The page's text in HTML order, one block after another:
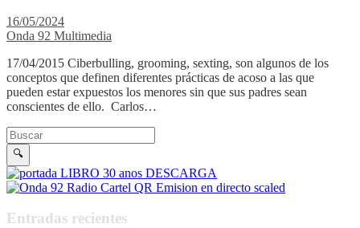
16/05/2024
Onda 92 Multimedia
17/04/2015 Ciberbulling, grooming, sexting, son algunos de los
conceptos que definen diferentes prácticas de acoso a las que
pueden estar expuestos los menores sin que sus padres sean
conscientes de ello. Carlos…
Buscar en la web
Buscar
🔍
Entradas recientes